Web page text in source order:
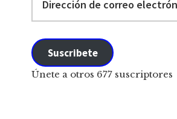
electrónico
Suscribete
Únete a otros 677 suscriptores